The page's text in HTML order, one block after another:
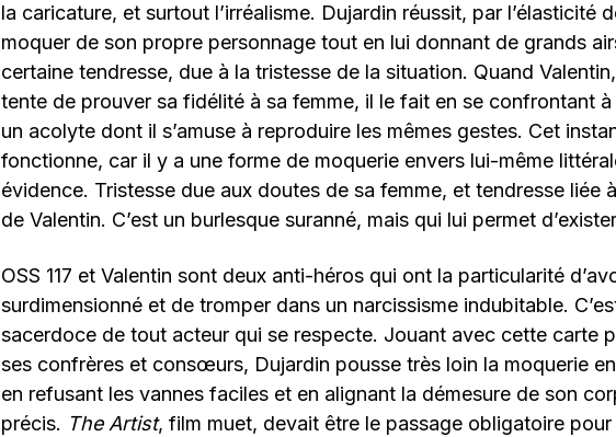
la caricature, et surtout l’irréalisme. Dujardin réussit, par l’élasticité
moquer de son propre personnage tout en lui donnant de grands
certaine tendresse, due à la tristesse de la situation. Quand
tente de prouver sa fidélité à sa femme, il le fait en se confrontant
un acolyte dont il s’amuse à reproduire les mêmes gestes. Cet
fonctionne, car il y a une forme de moquerie envers lui-même
évidence. Tristesse due aux doutes de sa femme, et tendresse liée
de Valentin. C’est un burlesque suranné, mais qui lui permet
OSS 117 et Valentin sont deux anti-héros qui ont la particularité
surdimensionné et de tromper dans un narcissisme indubitable.
sacerdoce de tout acteur qui se respecte. Jouant avec cette carte
ses confrères et consœurs, Dujardin pousse très loin la moquerie
en refusant les vannes faciles et en alignant la démesure de son
précis. The Artist, film muet, devait être le passage obligatoire